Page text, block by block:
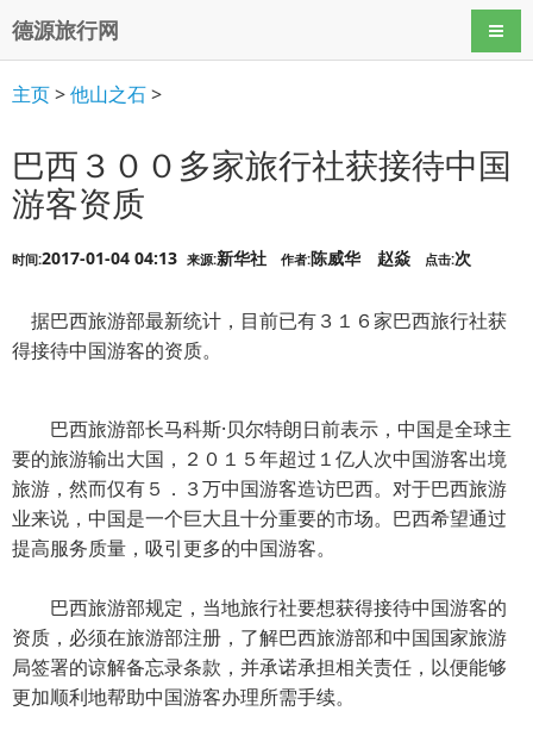
德源旅行网 导航
主页>他山之石>
巴西３００多家旅行社获接待中国
游客资质
时间:2017-01-04 04:13 来源:新华社 作者:陈威华 赵焱 点击:次
据巴西旅游部最新统计，目前已有３１６家巴西旅行社获
得接待中国游客的资质。
巴西旅游部长马科斯·贝尔特朗日前表示，中国是全球主
要的旅游输出大国，２０１５年超过１亿人次中国游客出境
旅游，然而仅有５．３万中国游客造访巴西。对于巴西旅游
业来说，中国是一个巨大且十分重要的市场。巴西希望通过
提高服务质量，吸引更多的中国游客。
巴西旅游部规定，当地旅行社要想获得接待中国游客的
资质，必须在旅游部注册，了解巴西旅游部和中国国家旅游
局签署的谅解备忘录条款，并承诺承担相关责任，以便能够
更加顺利地帮助中国游客办理所需手续。